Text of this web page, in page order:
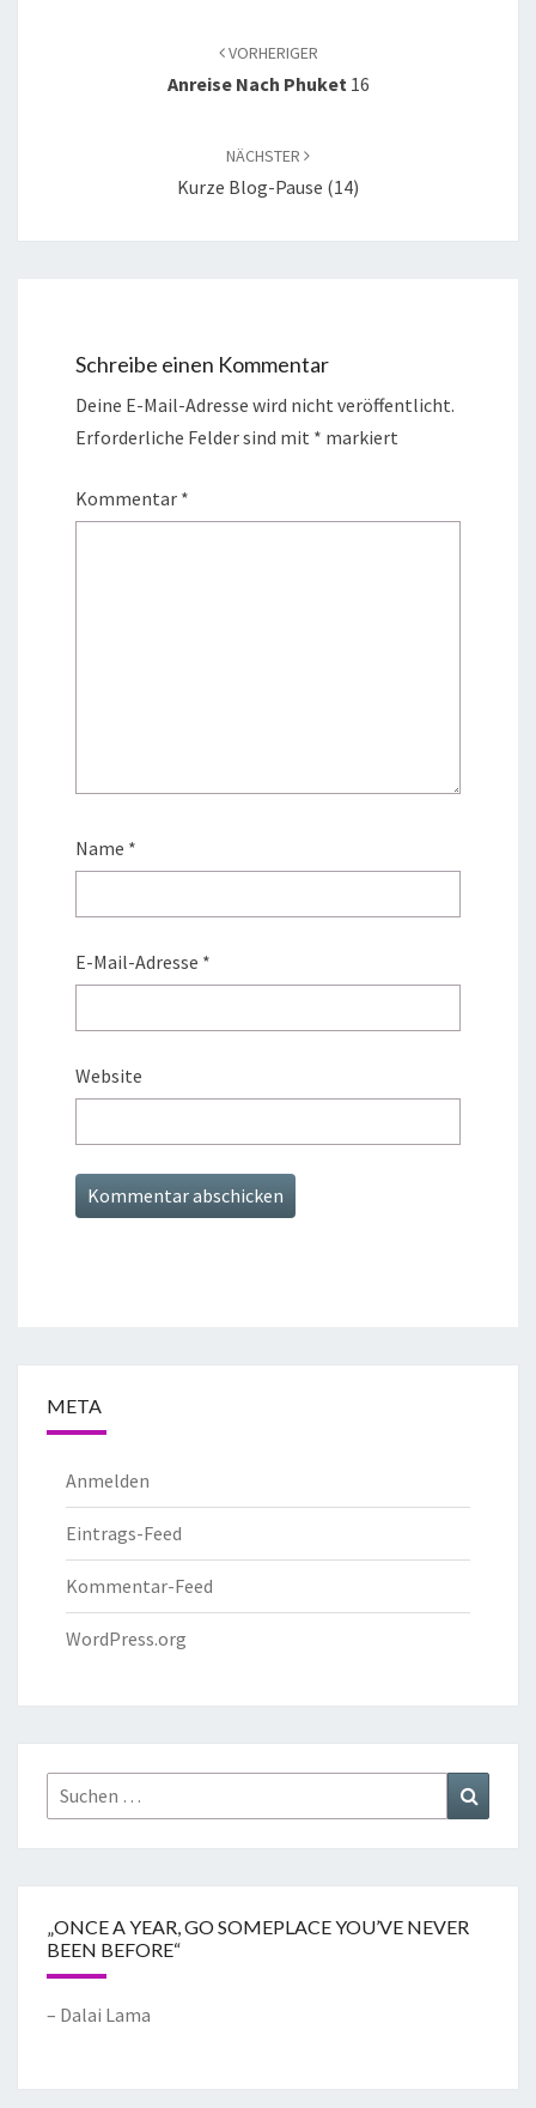
VORHERIGER
Anreise Nach Phuket16
NÄCHSTER
Kurze Blog-Pause (14)
Schreibe einen Kommentar
Deine E-Mail-Adresse wird nicht veröffentlicht.
Erforderliche Felder sind mit * markiert
Kommentar *
Name *
E-Mail-Adresse *
Website
META
Anmelden
Eintrags-Feed
Kommentar-Feed
WordPress.org
„ONCE A YEAR, GO SOMEPLACE YOU’VE NEVER
BEEN BEFORE“
– Dalai Lama